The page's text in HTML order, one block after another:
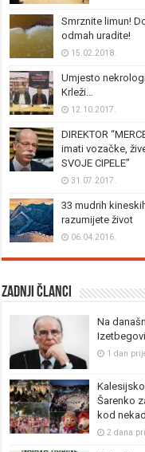
Smrznite limun!
odmah uradite!
15.02.2018.
Umjesto
Krleži…
12.10.2017.
DIREKTOR
imati vozačke,
SVOJE CIPELE”
31.07.2017.
33 mudrih
razumijete život
06.04.2016.
Zadnji članci
Na
1 dan
Šarenko
kod
2 dana